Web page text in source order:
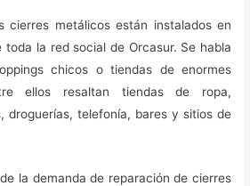
cierres metálicos están instalados en
toda la red social de Orcasur. Se habla
chicos o tiendas de enormes
ellos resaltan tiendas de ropa,
droguerías, telefonía, bares y sitios de
la demanda de reparación de cierres